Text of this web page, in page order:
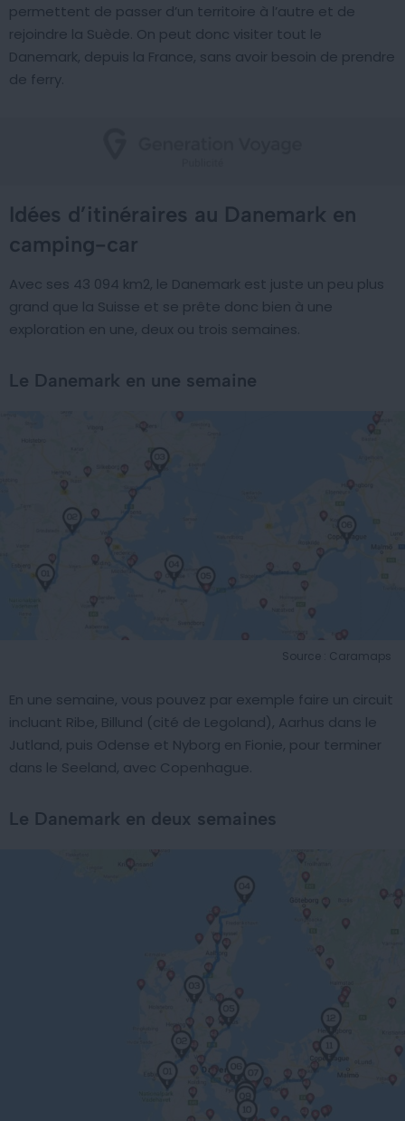
permettent de passer d’un territoire à l’autre et de
rejoindre la Suède. On peut donc visiter tout le
Danemark, depuis la France, sans avoir besoin de prendre
de ferry.
Idées d’itinéraires au Danemark en
camping-car
Avec ses 43 094 km2, le Danemark est juste un peu plus
grand que la Suisse et se prête donc bien à une
exploration en une, deux ou trois semaines.
Le Danemark en une semaine
Source : Caramaps
En une semaine, vous pouvez par exemple faire un circuit
incluant Ribe, Billund (cité de Legoland), Aarhus dans le
Jutland, puis Odense et Nyborg en Fionie, pour terminer
dans le Seeland, avec Copenhague.
Le Danemark en deux semaines